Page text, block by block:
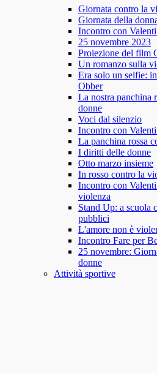
Giornata contro la
Giornata della
Incontro con
25 novembre 2023
Proiezione del film
Un romanzo sulla
Era solo un selfie:
Obber
La nostra panchina
donne
Voci dal silenzio
Incontro con
La panchina rossa
I diritti delle donne
Otto marzo insieme
In rosso contro la
Incontro con
violenza
Stand Up: a scuola
pubblici
L'amore non è
Incontro Fare per
25 novembre:
donne
Attività sportive